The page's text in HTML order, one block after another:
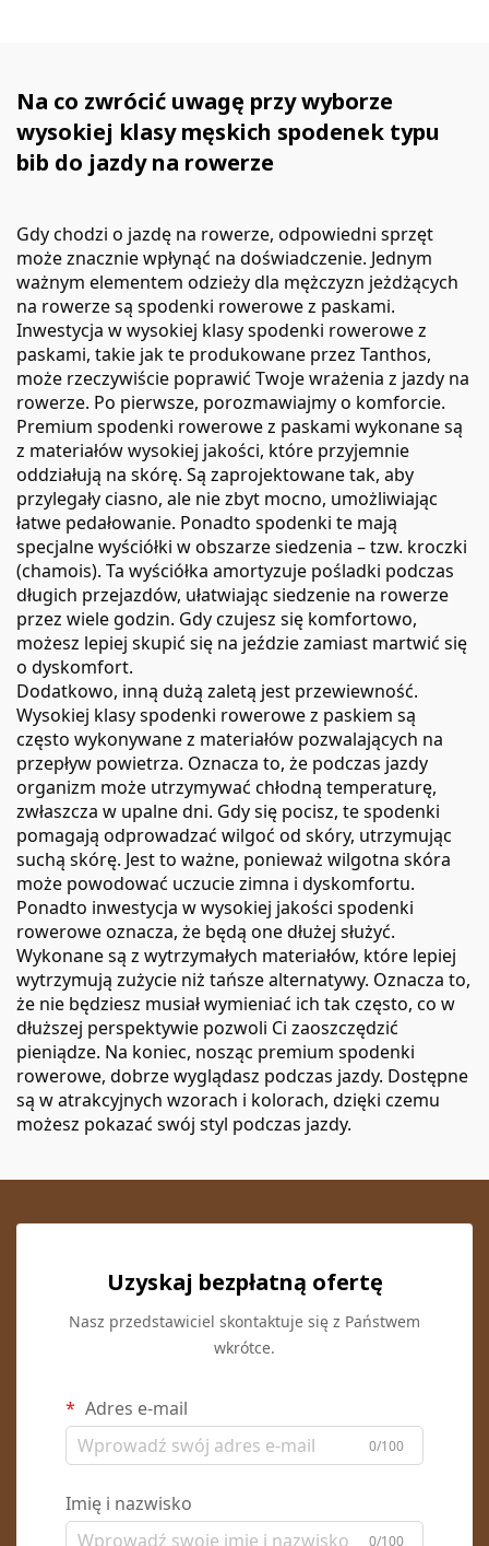
Na co zwrócić uwagę przy wyborze
wysokiej klasy męskich spodenek typu
bib do jazdy na rowerze
Gdy chodzi o jazdę na rowerze, odpowiedni sprzęt
może znacznie wpłynąć na doświadczenie. Jednym
ważnym elementem odzieży dla mężczyzn jeżdżących
na rowerze są spodenki rowerowe z paskami.
Inwestycja w wysokiej klasy spodenki rowerowe z
paskami, takie jak te produkowane przez Tanthos,
może rzeczywiście poprawić Twoje wrażenia z jazdy na
rowerze. Po pierwsze, porozmawiajmy o komforcie.
Premium spodenki rowerowe z paskami wykonane są
z materiałów wysokiej jakości, które przyjemnie
oddziałują na skórę. Są zaprojektowane tak, aby
przylegały ciasno, ale nie zbyt mocno, umożliwiając
łatwe pedałowanie. Ponadto spodenki te mają
specjalne wyściółki w obszarze siedzenia – tzw. kroczki
(chamois). Ta wyściółka amortyzuje pośladki podczas
długich przejazdów, ułatwiając siedzenie na rowerze
przez wiele godzin. Gdy czujesz się komfortowo,
możesz lepiej skupić się na jeździe zamiast martwić się
o dyskomfort.
Dodatkowo, inną dużą zaletą jest przewiewność.
Wysokiej klasy spodenki rowerowe z paskiem są
często wykonywane z materiałów pozwalających na
przepływ powietrza. Oznacza to, że podczas jazdy
organizm może utrzymywać chłodną temperaturę,
zwłaszcza w upalne dni. Gdy się pocisz, te spodenki
pomagają odprowadzać wilgoć od skóry, utrzymując
suchą skórę. Jest to ważne, ponieważ wilgotna skóra
może powodować uczucie zimna i dyskomfortu.
Ponadto inwestycja w wysokiej jakości spodenki
rowerowe oznacza, że będą one dłużej służyć.
Wykonane są z wytrzymałych materiałów, które lepiej
wytrzymują zużycie niż tańsze alternatywy. Oznacza to,
że nie będziesz musiał wymieniać ich tak często, co w
dłuższej perspektywie pozwoli Ci zaoszczędzić
pieniądze. Na koniec, nosząc premium spodenki
rowerowe, dobrze wyglądasz podczas jazdy. Dostępne
są w atrakcyjnych wzorach i kolorach, dzięki czemu
możesz pokazać swój styl podczas jazdy.
Uzyskaj bezpłatną ofertę
Nasz przedstawiciel skontaktuje się z Państwem
wkrótce.
Adres e-mail
0/100
Imię i nazwisko
0/100